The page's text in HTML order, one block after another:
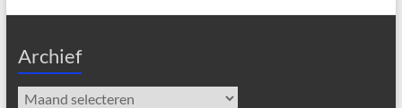
Archief
Archief